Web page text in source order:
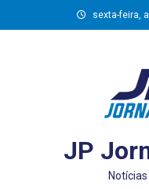
to
sexta-feira,
JP